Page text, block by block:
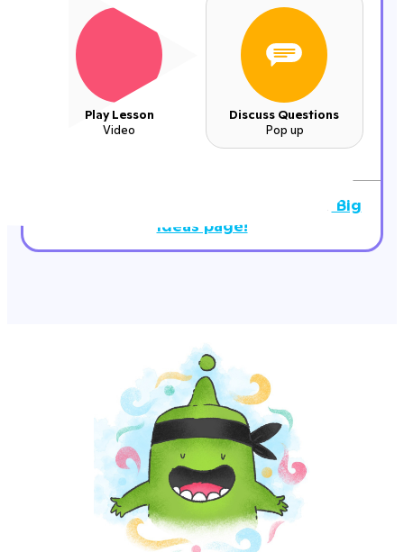
Play Lesson
Video
Discuss Questions
Pop up
Find extra mindfulness resources at our Big
Ideas page!